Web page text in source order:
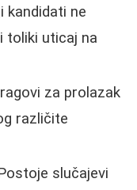
kandidati ne
toliki uticaj na
za prolazak
različite
slučajevi